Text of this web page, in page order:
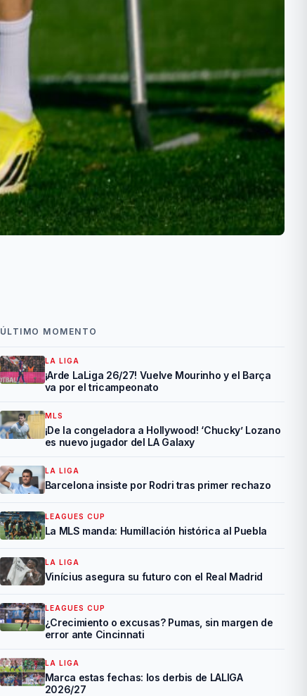
ÚLTIMO MOMENTO
LA LIGA
¡Arde LaLiga 26/27! Vuelve Mourinho y el Barça
va por el tricampeonato
MLS
¡De la congeladora a Hollywood! ‘Chucky’ Lozano
es nuevo jugador del LA Galaxy
LA LIGA
Barcelona insiste por Rodri tras primer rechazo
LEAGUES CUP
La MLS manda: Humillación histórica al Puebla
LA LIGA
Vinícius asegura su futuro con el Real Madrid
LEAGUES CUP
¿Crecimiento o excusas? Pumas, sin margen de
error ante Cincinnati
LA LIGA
Marca estas fechas: los derbis de LALIGA
2026/27